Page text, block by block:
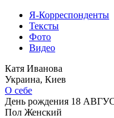
Я-Корреспонденты
Тексты
Фото
Видео
Катя Иванова
Украина, Киев
О себе
День рождения 18
Пол Женский